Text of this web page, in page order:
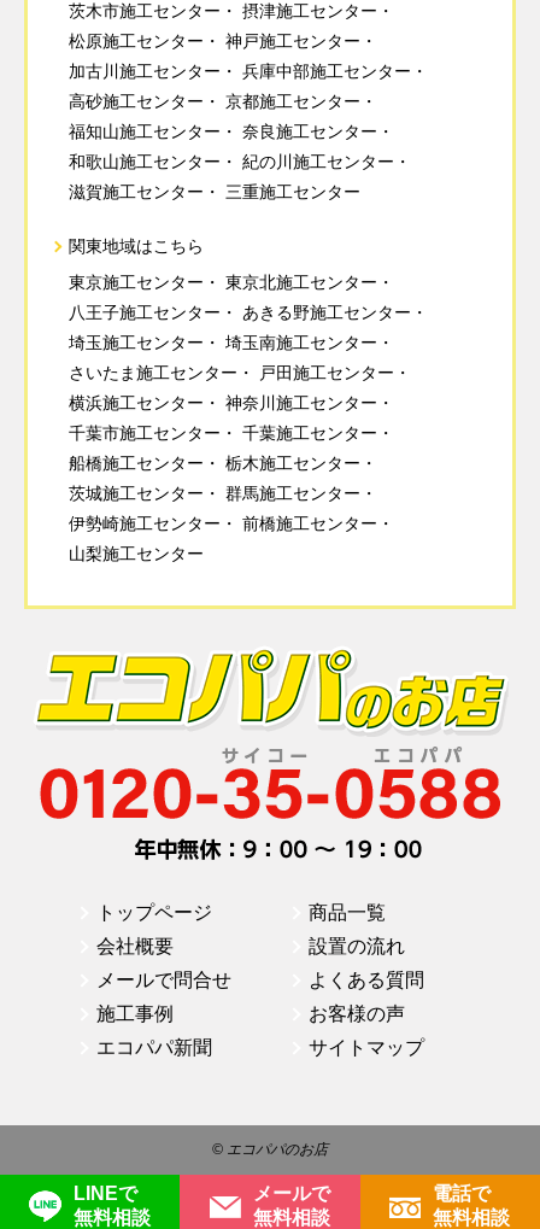
茨木市施工センター
摂津施工センター
松原施工センター
神戸施工センター
加古川施工センター
兵庫中部施工センター
高砂施工センター
京都施工センター
福知山施工センター
奈良施工センター
和歌山施工センター
紀の川施工センター
滋賀施工センター
三重施工センター
関東地域はこちら
東京施工センター
東京北施工センター
八王子施工センター
あきる野施工センター
埼玉施工センター
埼玉南施工センター
さいたま施工センター
戸田施工センター
横浜施工センター
神奈川施工センター
千葉市施工センター
千葉施工センター
船橋施工センター
栃木施工センター
茨城施工センター
群馬施工センター
伊勢崎施工センター
前橋施工センター
山梨施工センター
トップページ
商品一覧
会社概要
設置の流れ
メールで問合せ
よくある質問
施工事例
お客様の声
エコパパ新聞
サイトマップ
© エコパパのお店
LINEで
無料相談
メールで
無料相談
電話で
無料相談